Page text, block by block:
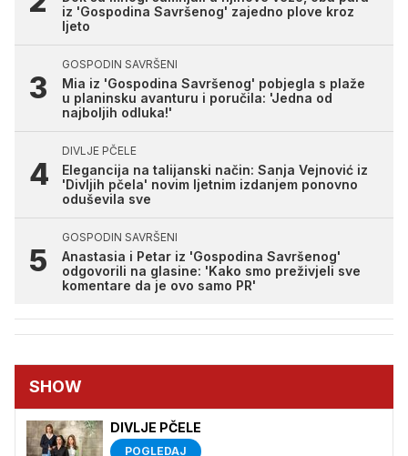
iz 'Gospodina Savršenog' zajedno plove kroz
ljeto
GOSPODIN SAVRŠENI
Mia iz 'Gospodina Savršenog' pobjegla s plaže
u planinsku avanturu i poručila: 'Jedna od
najboljih odluka!'
DIVLJE PČELE
Elegancija na talijanski način: Sanja Vejnović iz
'Divljih pčela' novim ljetnim izdanjem ponovno
oduševila sve
GOSPODIN SAVRŠENI
Anastasia i Petar iz 'Gospodina Savršenog'
odgovorili na glasine: 'Kako smo preživjeli sve
komentare da je ovo samo PR'
SHOW
DIVLJE PČELE
POGLEDAJ